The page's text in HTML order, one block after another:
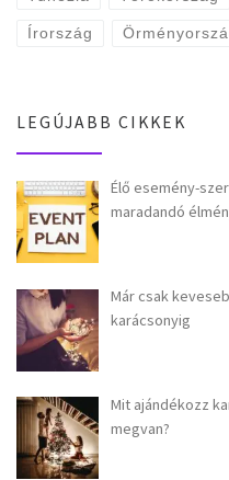
Írország
LEGÚJABB CIKKEK
Élő esemény-
maradandó
Már csak
karácsonyig
Mit ajándékozz
megvan?